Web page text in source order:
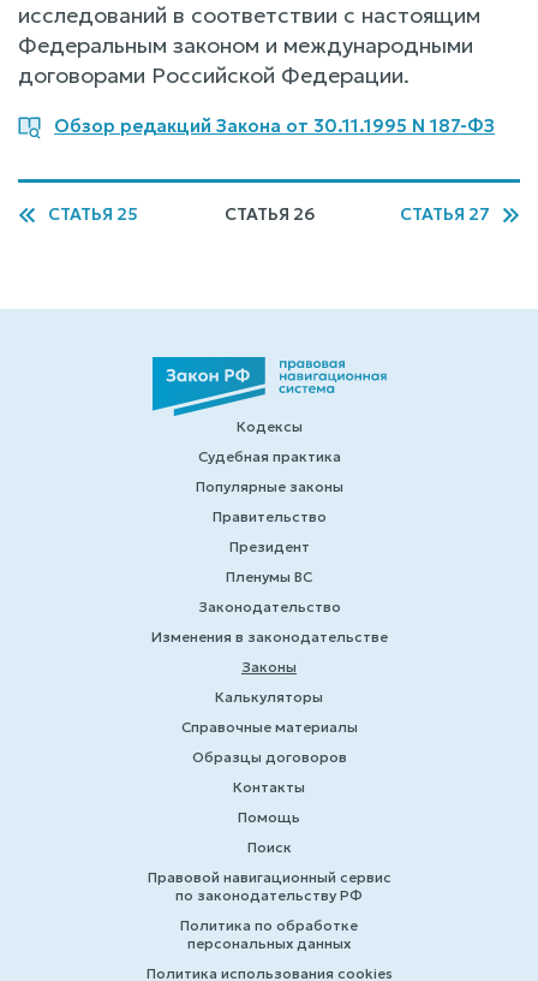
исследований в соответствии с настоящим
Федеральным законом и международными
договорами Российской Федерации.
Обзор редакций Закона от 30.11.1995 N 187-ФЗ
СТАТЬЯ 25 СТАТЬЯ 26 СТАТЬЯ 27
Кодексы
Судебная практика
Популярные законы
Правительство
Президент
Пленумы ВС
Законодательство
Изменения в законодательстве
Законы
Калькуляторы
Справочные материалы
Образцы договоров
Контакты
Помощь
Поиск
Правовой навигационный сервис
по законодательству РФ
Политика по обработке
персональных данных
Политика использования cookies